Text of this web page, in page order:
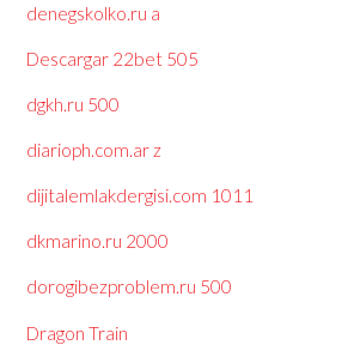
denegskolko.ru a
Descargar 22bet 505
dgkh.ru 500
diarioph.com.ar z
dijitalemlakdergisi.com 1011
dkmarino.ru 2000
dorogibezproblem.ru 500
Dragon Train